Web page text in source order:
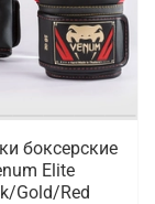
боксерские
Elite
Gold/Red